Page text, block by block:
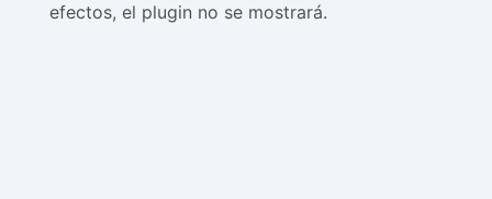
efectos, el plugin no se mostrará.